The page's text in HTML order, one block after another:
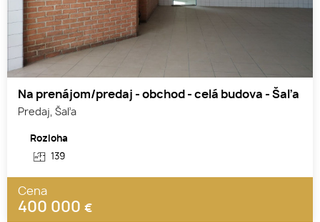
Na prenájom/predaj - obchod - celá budova - Šaľa
Predaj, Šaľa
Rozloha
139
Cena
400 000 €